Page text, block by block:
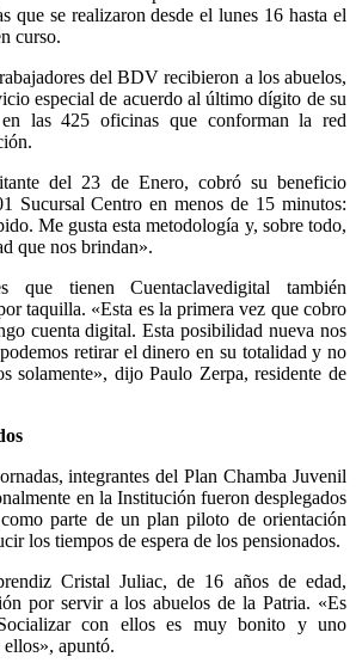
que se realizaron desde el lunes 16 hasta el
curso.
del BDV recibieron a los abuelos,
especial de acuerdo al último dígito de su
las 425 oficinas que conforman la red
del 23 de Enero, cobró su beneficio
Sucursal Centro en menos de 15 minutos:
Me gusta esta metodología y, sobre todo,
que nos brindan».
que tienen Cuentaclavedigital también
taquilla. «Esta es la primera vez que cobro
cuenta digital. Esta posibilidad nueva nos
retirar el dinero en su totalidad y no
solamente», dijo Paulo Zerpa, residente de
integrantes del Plan Chamba Juvenil
en la Institución fueron desplegados
parte de un plan piloto de orientación
los tiempos de espera de los pensionados.
Cristal Juliac, de 16 años de edad,
por servir a los abuelos de la Patria. «Es
Socializar con ellos es muy bonito y uno
apuntó.